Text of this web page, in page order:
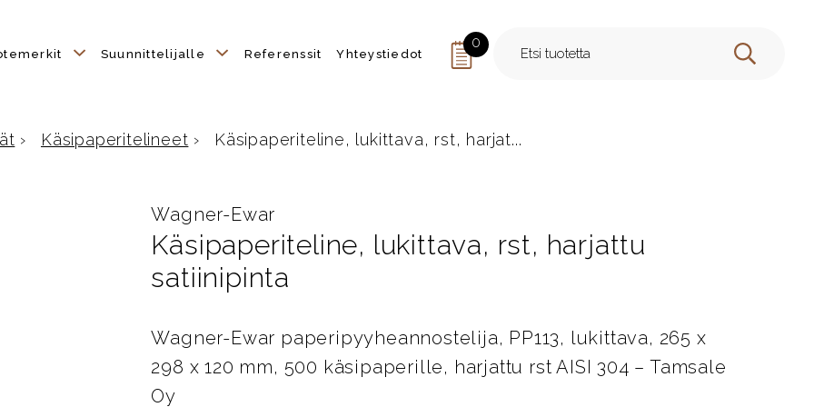
Suunnittelijalle Referenssit Yhteystiedot
0
HAE
› Käsipaperitelineet › Käsipaperiteline, lukittava, rst, harjat...
Wagner-Ewar
Käsipaperiteline, lukittava, rst, harjattu
satiinipinta
Wagner-Ewar paperipyyheannostelija, PP113, lukittava, 265 x
298 x 120 mm, 500 käsipaperille, harjattu rst AISI 304 – Tamsale
Oy